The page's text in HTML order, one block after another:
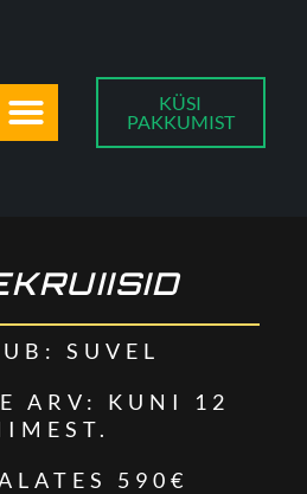
KÜSI
PAKKUMIST
SUVEL
ARV: KUNI 12
590€